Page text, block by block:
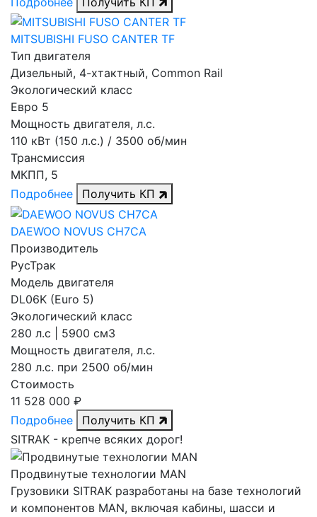
MITSUBISHI FUSO CANTER TF
Тип двигателя
Дизельный, 4-хтактный, Common Rail
Экологический класс
Евро 5
Мощность двигателя, л.с.
110 кВт (150 л.с.) / 3500 об/мин
Трансмиссия
МКПП, 5
Подробнее
Получить КП
DAEWOO NOVUS CH7CA
Производитель
РусТрак
Модель двигателя
DL06K (Euro 5)
Экологический класс
280 л.с | 5900 см3
Мощность двигателя, л.с.
280 л.с. при 2500 об/мин
Стоимость
11 528 000 ₽
Подробнее
Получить КП
SITRAK - крепче всяких дорог!
Продвинутые технологии MAN
Грузовики SITRAK разработаны на базе технологий
и компонентов MAN, включая кабины, шасси и